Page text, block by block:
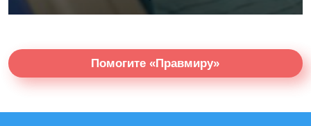
Помогите «Правмиру»